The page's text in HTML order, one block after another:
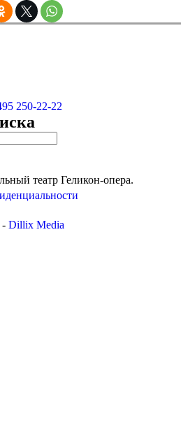
250-22-22
театр Геликон-опера.
- Dillix Media